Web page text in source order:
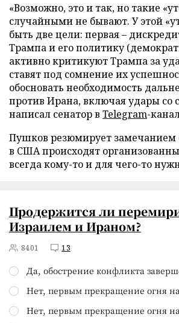
«Возможно, это и так, но такие
случайными не бывают. У этой
быть две цели: первая –
Трампа и его политику
активно критикуют Трампа за
ставят под сомнение их
обосновать необходимость
против Ирана, включая удары со
написал сенатор в Telegram-
Пушков резюмирует замечанием
в США происходят
всегда кому-то и для чего-то
Продержится ли
Израилем и Ираном?
8401 13
Да, обострение конфликта
Нет, первым прекращение огня
Нет, первым прекращение огня